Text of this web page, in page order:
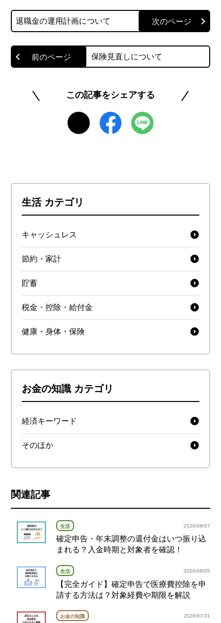
（投資、税金、クレジットカード、保険）など。
このライターの記事一覧を見る
退職金の運用計画について
保険見直しについて
この記事をシェアする
生活 カテゴリ
キャッシュレス
節約・家計
貯蓄
税金・控除・給付金
健康・身体・保険
お金の知識 カテゴリ
経済キーワード
そのほか
関連記事
生活 2026/08/07
確定申告・年末調整の還付金はいつ振り込
まれる？入金時期と対象者を確認！
生活 2026/08/05
【完全ガイド】確定申告で医療費控除を申
請する方法は？対象経費や期限を解説
お金の知識 2026/07/31